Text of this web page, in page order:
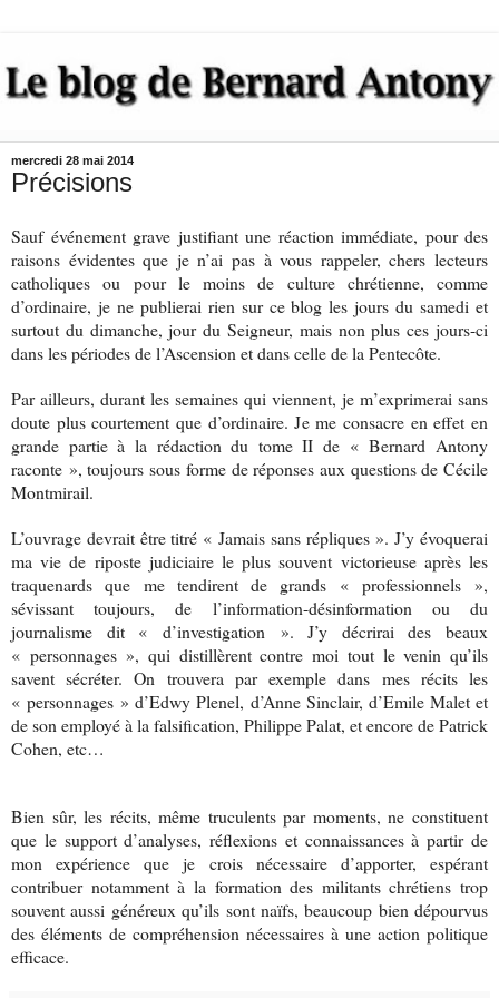
mercredi 28 mai 2014
Précisions
Sauf événement grave justifiant une réaction immédiate, pour des
raisons évidentes que je n’ai pas à vous rappeler, chers lecteurs
catholiques ou pour le moins de culture chrétienne, comme
d’ordinaire, je ne publierai rien sur ce blog les jours du samedi et
surtout du dimanche, jour du Seigneur, mais non plus ces jours-ci
dans les périodes de l’Ascension et dans celle de la Pentecôte.
Par ailleurs, durant les semaines qui viennent, je m’exprimerai sans
doute plus courtement que d’ordinaire. Je me consacre en effet en
grande partie à la rédaction du tome II de « Bernard Antony
raconte », toujours sous forme de réponses aux questions de Cécile
Montmirail.
L’ouvrage devrait être titré « Jamais sans répliques ». J’y évoquerai
ma vie de riposte judiciaire le plus souvent victorieuse après les
traquenards que me tendirent de grands « professionnels »,
sévissant toujours, de l’information-désinformation ou du
journalisme dit « d’investigation ». J’y décrirai des beaux
« personnages », qui distillèrent contre moi tout le venin qu’ils
savent sécréter. On trouvera par exemple dans mes récits les
« personnages » d’Edwy Plenel, d’Anne Sinclair, d’Emile Malet et
de son employé à la falsification, Philippe Palat, et encore de Patrick
Cohen, etc…
Bien sûr, les récits, même truculents par moments, ne constituent
que le support d’analyses, réflexions et connaissances à partir de
mon expérience que je crois nécessaire d’apporter, espérant
contribuer notamment à la formation des militants chrétiens trop
souvent aussi généreux qu’ils sont naïfs, beaucoup bien dépourvus
des éléments de compréhension nécessaires à une action politique
efficace.